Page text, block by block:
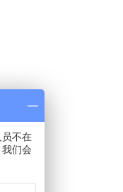
不在
们会